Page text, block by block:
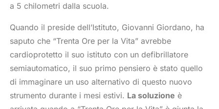
a 5 chilometri dalla scuola.
Quando il preside dell’Istituto, Giovanni Giordano, ha
saputo che “Trenta Ore per la Vita” avrebbe
cardioprotetto il suo istituto con un defibrillatore
semiautomatico, il suo primo pensiero è stato quello
di immaginare un uso alternativo di questo nuovo
strumento durante i mesi estivi. La soluzione è